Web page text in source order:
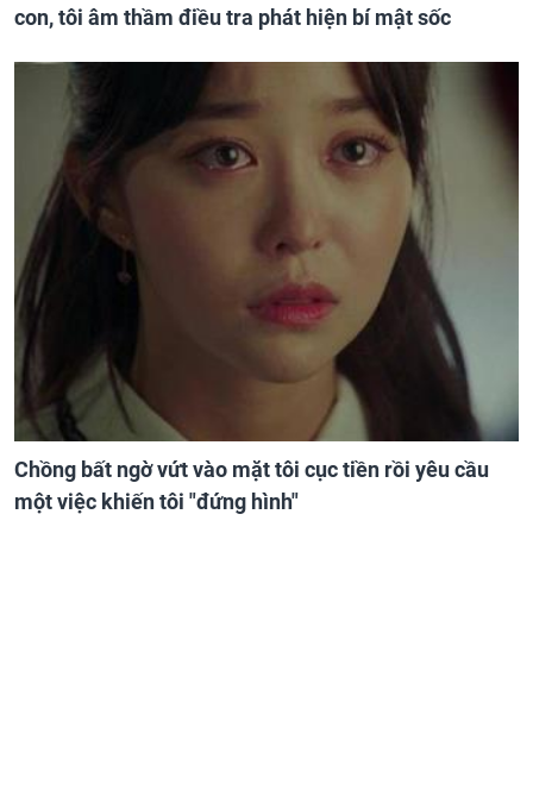
con, tôi âm thầm điều tra phát hiện bí mật sốc
Chồng bất ngờ vứt vào mặt tôi cục tiền rồi yêu cầu
một việc khiến tôi "đứng hình"